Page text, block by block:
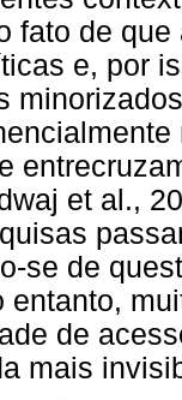
fato de
e, por
et al.,
se de
entanto,
de
mais